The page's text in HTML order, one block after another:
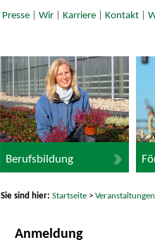
Presse| Wir| Karriere| Kontakt|
Berufsbildung
Sie sind hier:Startseite >Veranstaltungen
Anmeldung